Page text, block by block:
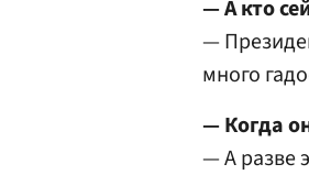
— А кто
—
много
— Когда
— А разве